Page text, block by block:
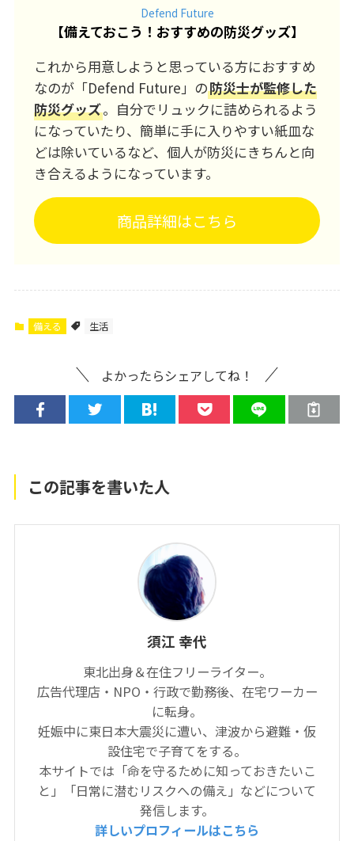
Defend Future
【備えておこう！おすすめの防災グッズ】
これから用意しようと思っている方におすすめ
なのが「Defend Future」の防災士が監修した
防災グッズ。自分でリュックに詰められるよう
になっていたり、簡単に手に入りやすい紙皿な
どは除いているなど、個人が防災にきちんと向
き合えるようになっています。
商品詳細はこちら
備える 生活
よかったらシェアしてね！
この記事を書いた人
須江 幸代
東北出身＆在住フリーライター。
広告代理店・NPO・行政で勤務後、在宅ワーカー
に転身。
妊娠中に東日本大震災に遭い、津波から避難・仮
設住宅で子育てをする。
本サイトでは「命を守るために知っておきたいこ
と」「日常に潜むリスクへの備え」などについて
発信します。
詳しいプロフィールはこちら